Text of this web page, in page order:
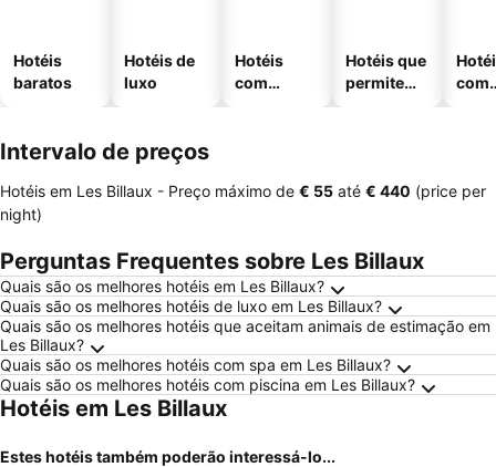
Hotéis
baratos
Hotéis de
luxo
Hotéis
com
Hotéis que
permitem
com
Intervalo de preços
Hotéis em Les Billaux - Preço máximo de ‎€ 55 até ‎€ 440 (price per
night)
Perguntas Frequentes sobre Les Billaux
Quais são os melhores hotéis em Les Billaux?
Quais são os melhores hotéis de luxo em Les Billaux?
Quais são os melhores hotéis que aceitam animais de estimação em
Les Billaux?
Quais são os melhores hotéis com spa em Les Billaux?
Quais são os melhores hotéis com piscina em Les Billaux?
Hotéis em Les Billaux
Estes hotéis também poderão interessá-lo...